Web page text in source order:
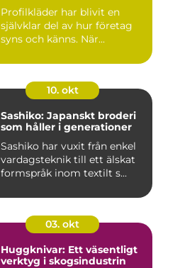
Profilkläder har blivit en
självklar del av hur företag
syns och känns. När...
10. okt
Sashiko: Japanskt broderi
som håller i generationer
Sashiko har vuxit från enkel
vardagsteknik till ett älskat
formspråk inom textilt s...
03. okt
Huggknivar: Ett väsentligt
verktyg i skogsindustrin